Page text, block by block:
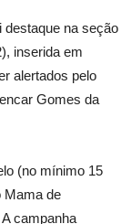
destaque na seção
inserida em
alertados pelo
Gomes da
(no mínimo 15
Mama de
campanha